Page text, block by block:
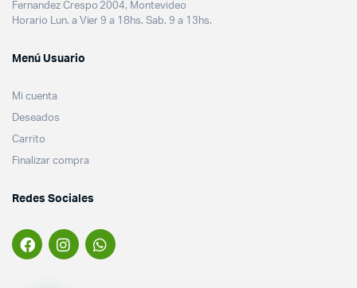
Fernandez Crespo 2004, Montevideo
Horario Lun. a Vier 9 a 18hs. Sab. 9 a 13hs.
Menú Usuario
Mi cuenta
Deseados
Carrito
Finalizar compra
Redes Sociales